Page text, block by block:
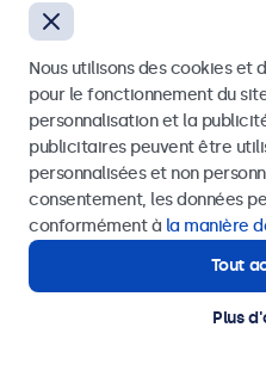
4.8/5 noté par
Français
© 2026
Ou appelez-nous
Contactez nos spécialistes.
Nous utilisons des cookies et
pour le fonctionnement du
personnalisation et la
publicitaires peuvent être
personnalisées et non
consentement, les données
conformément à la manière
Tout
Plus